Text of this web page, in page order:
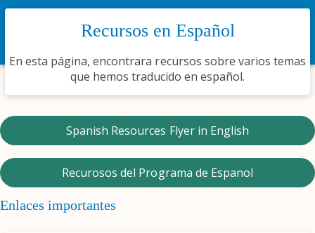
Recursos en Español
En esta página, encontrara recursos sobre varios temas
que hemos traducido en español.
Spanish Resources Flyer in English
Recurosos del Programa de Espanol
Enlaces importantes